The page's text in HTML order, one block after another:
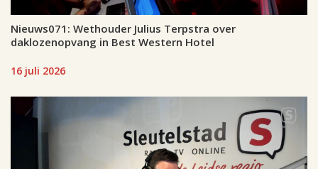
Nieuws071: Wethouder Julius Terpstra over
daklozenopvang in Best Western Hotel
16 juli 2026